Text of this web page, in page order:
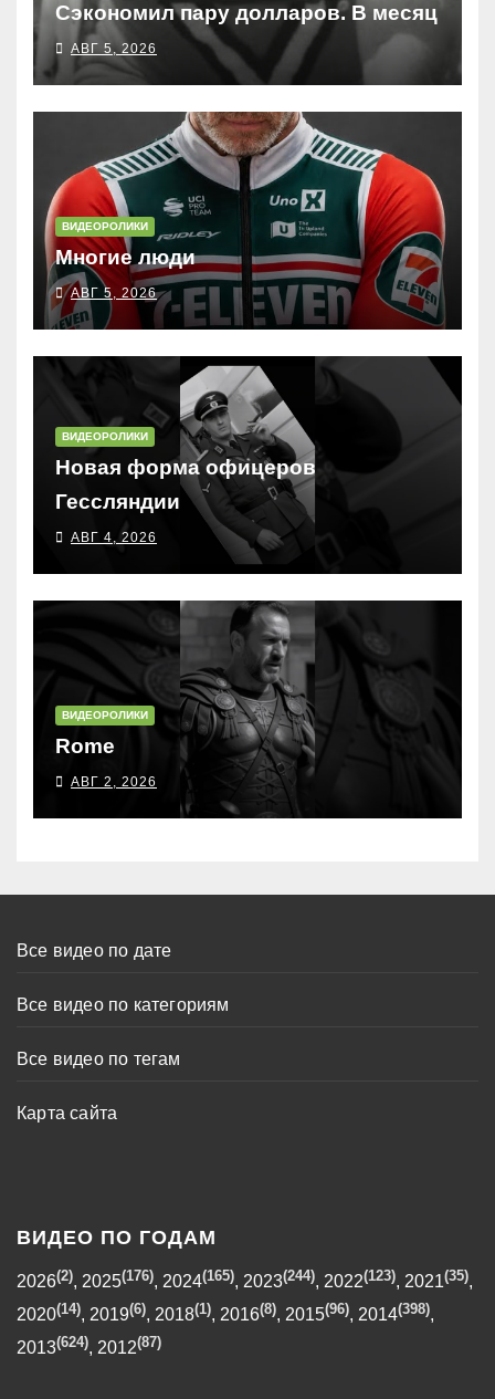
Сэкономил пару долларов. В месяц
АВГ 5, 2026
ВИДЕОРОЛИКИ
Многие люди
АВГ 5, 2026
ВИДЕОРОЛИКИ
Новая форма офицеров
Гессляндии
АВГ 4, 2026
ВИДЕОРОЛИКИ
Rome
АВГ 2, 2026
Все видео по дате
Все видео по категориям
Все видео по тегам
Карта сайта
ВИДЕО ПО ГОДАМ
2026(2), 2025(176), 2024(165), 2023(244), 2022(123), 2021(35),
2020(14), 2019(6), 2018(1), 2016(8), 2015(96), 2014(398),
2013(624), 2012(87)